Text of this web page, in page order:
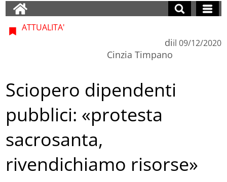
ATTUALITA'
di
Cinzia Timpano
il 09/12/2020
Sciopero dipendenti
pubblici: «protesta
sacrosanta,
rivendichiamo risorse»